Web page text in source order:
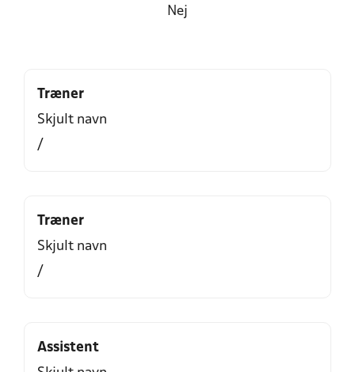
Nej
Træner
Skjult navn
/
Træner
Skjult navn
/
Assistent